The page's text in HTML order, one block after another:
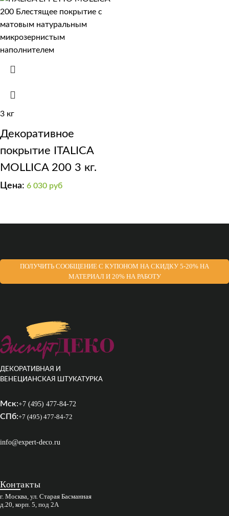
поверхности)
серебряная
3 кг
Декоративное
покрытие ITALICA
MOLLICA 200 3 кг.
Цена: 6 030 руб
ПОЛУЧИТЬ СООБЩЕНИЕ С КУПОНОМ НА СКИДКУ 5-20% НА
МАТЕРИАЛ И 20% НА РАБОТУ
ДЕКОРАТИВНАЯ И
ВЕНЕЦИАНСКАЯ ШТУКАТУРКА
Мск:+7 (495) 477-84-72
СПб:+7 (495) 477-84-72
info@expert-deco.ru
Контакты
г. Москва, ул. Старая Басманная
д.20, корп. 5, под 2А